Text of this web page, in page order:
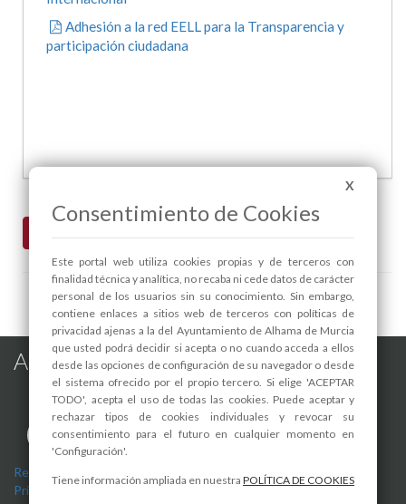
Adhesión a la red EELL para la Transparencia y
participación ciudadana
Alhama de Murcia en las Redes
Registro de actividades de tratamiento Aviso Legal
Privacidad
Política de Cookies
X
Consentimiento de Cookies
Este portal web utiliza cookies propias y de terceros con
finalidad técnica y analítica, no recaba ni cede datos de carácter
personal de los usuarios sin su conocimiento. Sin embargo,
contiene enlaces a sitios web de terceros con políticas de
privacidad ajenas a la del Ayuntamiento de Alhama de Murcia
que usted podrá decidir si acepta o no cuando acceda a ellos
desde las opciones de configuración de su navegador o desde
el sistema ofrecido por el propio tercero. Si elige 'ACEPTAR
TODO', acepta el uso de todas las cookies. Puede aceptar y
rechazar tipos de cookies individuales y revocar su
consentimiento para el futuro en cualquier momento en
'Configuración'.
Tiene información ampliada en nuestra POLÍTICA DE COOKIES